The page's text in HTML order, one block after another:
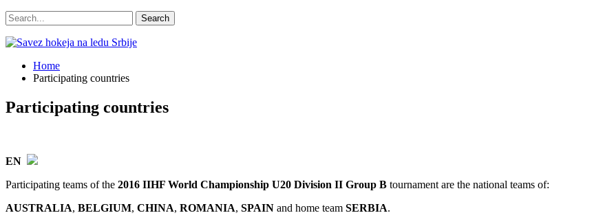
Home
Participating countries
Participating countries
EN
Participating teams of the 2016 IIHF World Championship U20 Division II Group B tournament are the national teams of:
AUSTRALIA, BELGIUM, CHINA, ROMANIA, SPAIN and home team SERBIA.